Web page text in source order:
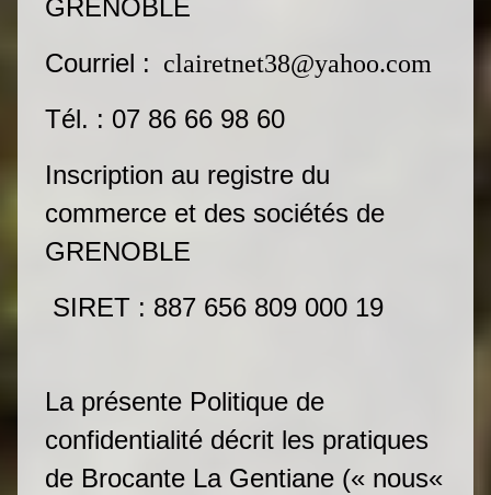
GRENOBLE
Courriel : clairetnet38@yahoo.com
Tél. : 07 86 66 98 60
Inscription au registre du
commerce et des sociétés de
GRENOBLE
SIRET : 887 656 809 000 19
La présente Politique de
confidentialité décrit les pratiques
de Brocante La Gentiane (« nous«